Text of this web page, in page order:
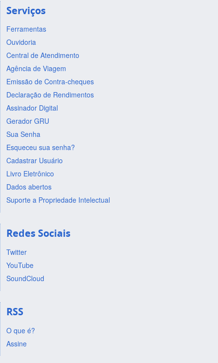
Serviços
Ferramentas
Ouvidoria
Central de Atendimento
Agência de Viagem
Emissão de Contra-cheques
Declaração de Rendimentos
Assinador Digital
Gerador GRU
Sua Senha
Esqueceu sua senha?
Cadastrar Usuário
Livro Eletrônico
Dados abertos
Suporte a Propriedade Intelectual
Redes Sociais
Twitter
YouTube
SoundCloud
RSS
O que é?
Assine